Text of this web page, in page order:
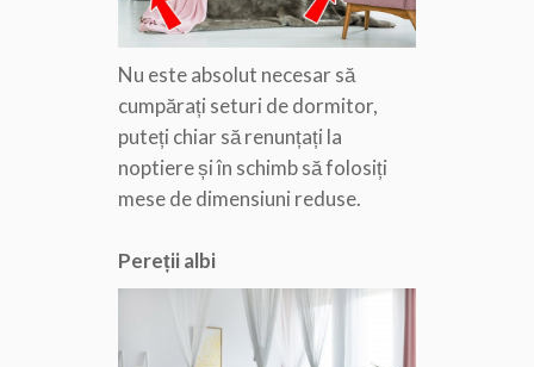
Nu este absolut necesar să
cumpărați seturi de dormitor,
puteți chiar să renunțați la
noptiere și în schimb să folosiți
mese de dimensiuni reduse.
Pereții albi